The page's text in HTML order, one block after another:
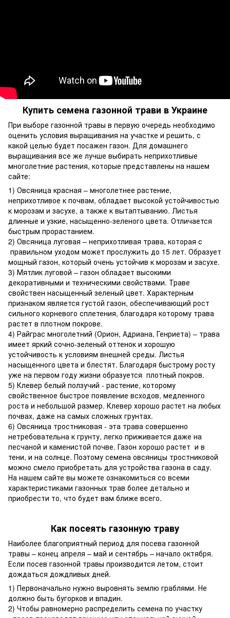
Купить семена газонной трави в Украине
При выборе газонной травы в первую очередь необходимо
оценить условия выращивания на участке и решить, с
какой целью будет посажен газон. Для домашнего
выращивания все же лучше выбирать неприхотливые
многолетние растения, которые представлены на нашем
сайте:
1) Овсяница красная – многолетнее растение,
неприхотливое к почвам, обладает высокой устойчивостью
к морозам и засухе, а также к вытаптыванию. Листья
длинные и узкие, насыщенно-зеленого цвета. Отличается
быстрым прорастанием.
2) Овсяница луговая – неприхотливая трава, которая с
правильном уходом может прослужить до 15 лет. Образует
мощный газон, который очень устойчив к морозам и засухе.
3) Мятлик луговой – газон обладает высокими
декоративными и техническими свойствами. Траве
свойствен насыщенный зеленый цвет. Характерным
признаком является густой газон, обеспечивающий рост
сильного корневого сплетения, благодаря которому трава
растет в плотном покрове.
4) Райграс многолетний (Орион, Адриана, Генриета) – трава
имеет яркий сочно-зеленый оттенок и хорошую
устойчивость к условиям внешней среды. Листья
насыщенного цвета и блестят. Благодаря быстрому росту
уже на первом году жизни образуется плотный покров.
5) Клевер белый ползучий - растение, которому
свойственное быстрое появление всходов, медленного
роста и небольшой размер. Клевер хорошо растет на любых
почвах, даже на самых сложных грунтах.
6) Овсяница тростниковая - эта трава совершенно
нетребовательна к грунту, легко приживается даже на
песчаной и каменистой почве. Газон хорошо растет и в
тени, и на солнце. Поэтому семена овсяницы тростниковой
можно смело приобретать для устройства газона в саду.
На нашем сайте вы можете ознакомиться со всеми
характеристиками газонных трав более детально и
приобрести то, что будет вам ближе всего.
Как посеять газонную траву
Наиболее благоприятный период для посева газонной
травы – конец апреля – май и сентябрь – начало октября.
Если посев газонной травы производится летом, стоит
дождаться дождливых дней.
1) Первоначально нужно выровнять землю граблями. Не
должно быть бугорков и впадин.
2) Чтобы равномерно распределить семена по участку